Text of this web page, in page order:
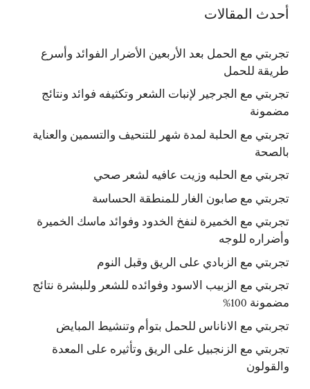
أحدث المقالات
تجربتي مع الحمل بعد الأربعين الأضرار الفوائد وأسرع
طريقة للحمل
تجربتي مع الجرجير لإنبات الشعر وتكثيفه فوائد ونتائج
مضمونة
تجربتي مع الحلبة لمدة شهر للتنحيف والتسمين والعناية
بالصحة
تجربتي مع الحلبه وزيت عافيه لشعر صحي
تجربتي مع صابون الغار للمنطقة الحساسة
تجربتي مع الخميرة لنفخ الخدود وفوائد ماسك الخميرة
وأضراره للوجه
تجربتي مع الزبادي على الريق وقبل النوم
تجربتي مع الزبيب الاسود وفوائده للشعر وللبشرة نتائج
مضمونة 100%
تجربتي مع الاناناس للحمل بتوأم وتنشيط المبايض
تجربتي مع الزنجبيل على الريق وتأثيره على المعدة
والقولون